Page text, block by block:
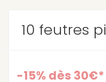
10 feutres
-15% dès